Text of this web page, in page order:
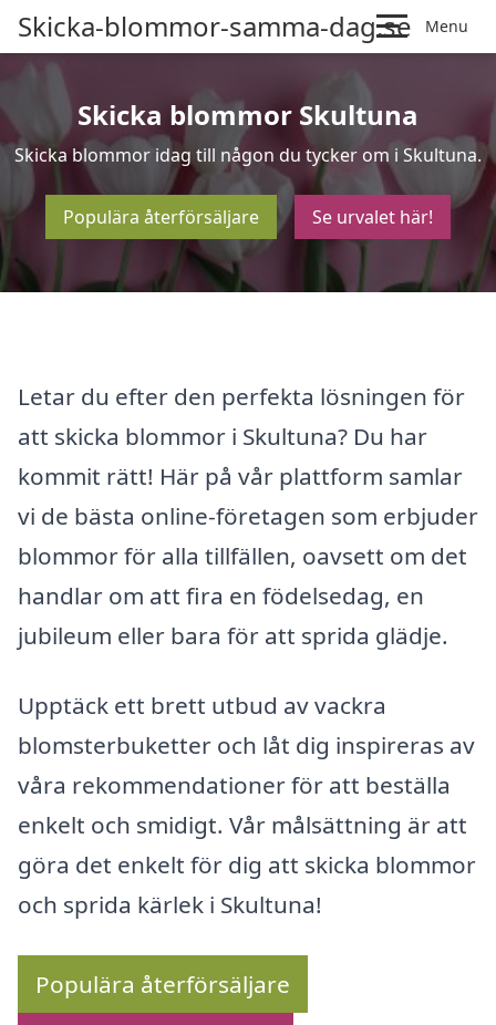
Skicka-blommor-samma-dag.se Menu
Skicka blommor Skultuna
Skicka blommor idag till någon du tycker om i Skultuna.
Populära återförsäljare Se urvalet här!
Letar du efter den perfekta lösningen för
att skicka blommor i Skultuna? Du har
kommit rätt! Här på vår plattform samlar
vi de bästa online-företagen som erbjuder
blommor för alla tillfällen, oavsett om det
handlar om att fira en födelsedag, en
jubileum eller bara för att sprida glädje.
Upptäck ett brett utbud av vackra
blomsterbuketter och låt dig inspireras av
våra rekommendationer för att beställa
enkelt och smidigt. Vår målsättning är att
göra det enkelt för dig att skicka blommor
och sprida kärlek i Skultuna!
Populära återförsäljare